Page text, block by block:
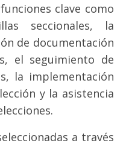
clave como
seccionales, la
de documentación
el seguimiento de
la implementación
y la asistencia
a través